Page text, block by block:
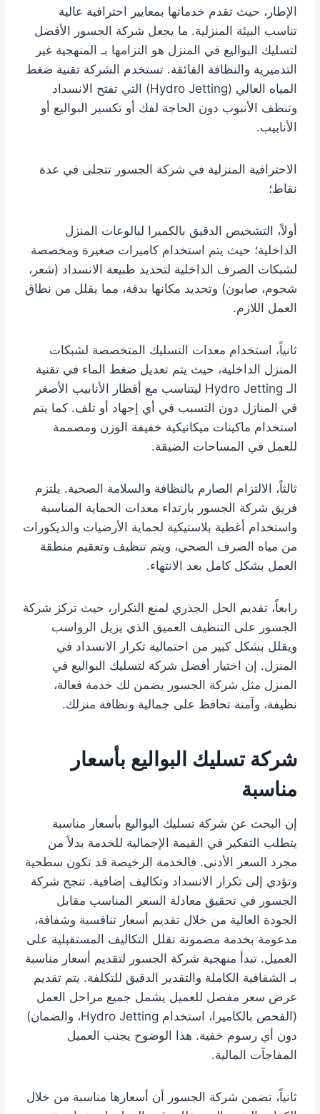
الإطار، حيث تقدم خدماتها بمعايير احترافية عالية
تناسب البيئة المنزلية. ما يجعل شركة الجسور الأفضل
لتسليك البواليع في المنزل هو التزامها بـ المنهجية غير
التدميرية والنظافة الفائقة. تستخدم الشركة تقنية ضغط
المياه العالي (Hydro Jetting) التي تفتح الانسداد
وتنظف الأنبوب دون الحاجة لفك أو تكسير البواليع أو
الأنابيب.
الاحترافية المنزلية في شركة الجسور تتجلى في عدة
نقاط؛
أولاً، التشخيص الدقيق بالكميرا لبالوعات المنزل
الداخلية؛ حيث يتم استخدام كاميرات صغيرة ومخصصة
لشبكات الصرف الداخلية لتحديد طبيعة الانسداد (شعر،
شحوم، صابون) وتحديد مكانها بدقة، مما يقلل من نطاق
العمل اللازم.
ثانياً، استخدام معدات التسليك المتخصصة لشبكات
المنزل الداخلية، حيث يتم تعديل ضغط الماء في تقنية
الـ Hydro Jetting ليتناسب مع أقطار الأنابيب الأصغر
في المنازل دون التسبب في أي إجهاد أو تلف. كما يتم
استخدام ماكينات ميكانيكية خفيفة الوزن ومصممة
للعمل في المساحات الضيقة.
ثالثاً، الالتزام الصارم بالنظافة والسلامة الصحية. يلتزم
فريق شركة الجسور بارتداء معدات الحماية المناسبة
واستخدام أغطية بلاستيكية لحماية الأرضيات والديكورات
من مياه الصرف الصحي، ويتم تنظيف وتعقيم منطقة
العمل بشكل كامل بعد الانتهاء.
رابعاً، تقديم الحل الجذري لمنع التكرار، حيث تركز شركة
الجسور على التنظيف العميق الذي يزيل الرواسب
ويقلل بشكل كبير من احتمالية تكرار الانسداد في
المنزل. إن اختيار أفضل شركة لتسليك البواليع في
المنزل مثل شركة الجسور يضمن لك خدمة فعالة،
نظيفة، وآمنة تحافظ على جمالية ونظافة منزلك.
شركة تسليك البواليع بأسعار
مناسبة
إن البحث عن شركة تسليك البواليع بأسعار مناسبة
يتطلب التفكير في القيمة الإجمالية للخدمة بدلاً من
مجرد السعر الأدنى. فالخدمة الرخيصة قد تكون سطحية
وتؤدي إلى تكرار الانسداد وتكاليف إضافية. تنجح شركة
الجسور في تحقيق معادلة السعر المناسب مقابل
الجودة العالية من خلال تقديم أسعار تنافسية وشفافة،
مدعومة بخدمة مضمونة تقلل التكاليف المستقبلية على
العميل. تبدأ منهجية شركة الجسور لتقديم أسعار مناسبة
بـ الشفافية الكاملة والتقدير الدقيق للتكلفة. يتم تقديم
عرض سعر مفصل للعميل يشمل جميع مراحل العمل
(الفحص بالكاميرا، استخدام Hydro Jetting، والضمان)
دون أي رسوم خفية. هذا الوضوح يجنب العميل
المفاجآت المالية.
ثانياً، تضمن شركة الجسور أن أسعارها مناسبة من خلال